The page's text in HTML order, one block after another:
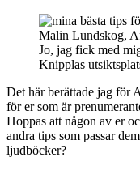
Jo, jag fick med
Knipplas
Det här berättade jag för
för er som är
Hoppas att någon av er
andra tips som passar
ljudböcker?